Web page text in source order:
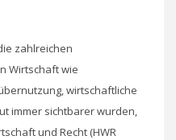
zahlreichen
Wirtschaft wie
wirtschaftliche
immer sichtbarer wurden,
und Recht (HWR